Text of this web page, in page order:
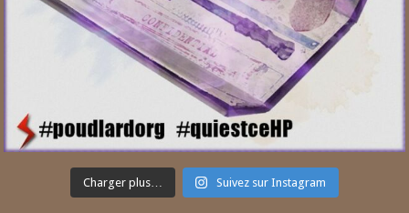
Charger plus… Suivez sur Instagram